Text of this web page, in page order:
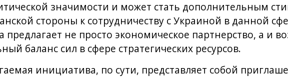
значимости и может стать дополнительным
стороны к сотрудничеству с Украиной в данной
предлагает не просто экономическое партнерство, а и
баланс сил в сфере стратегических ресурсов.
инициатива, по сути, представляет собой